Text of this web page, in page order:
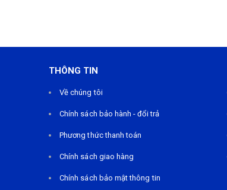
THÔNG TIN
Về chúng tôi
Chính sách bảo hành - đổi trả
Phương thức thanh toán
Chính sách giao hàng
Chính sách bảo mật thông tin